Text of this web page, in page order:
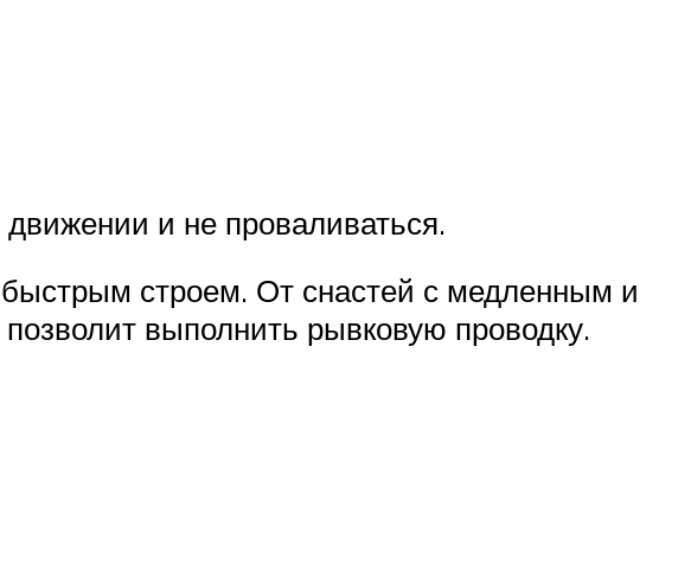
и не проваливаться.
строем. От снастей с медленным и
выполнить рывковую проводку.